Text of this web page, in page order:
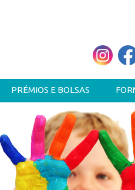
PRÉMIOS E BOLSAS